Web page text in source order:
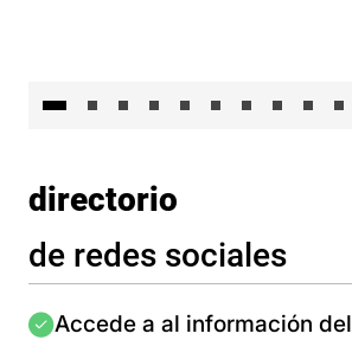
directorio
de redes sociales
Imagen
Accede a al información del